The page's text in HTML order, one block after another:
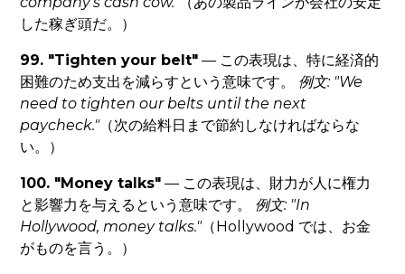
した稼ぎ頭だ。）
99. "Tighten your belt" — この表現は、特に経済的
困難のため支出を減らすという意味です。 例文: "We
need to tighten our belts until the next
paycheck."（次の給料日まで節約しなければならな
い。）
100. "Money talks" — この表現は、財力が人に権力
と影響力を与えるという意味です。 例文: "In
Hollywood, money talks."（Hollywood では、お金
がものを言う。）